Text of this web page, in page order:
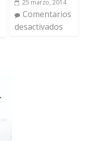
25 marzo, 2014
Comentarios
desactivados